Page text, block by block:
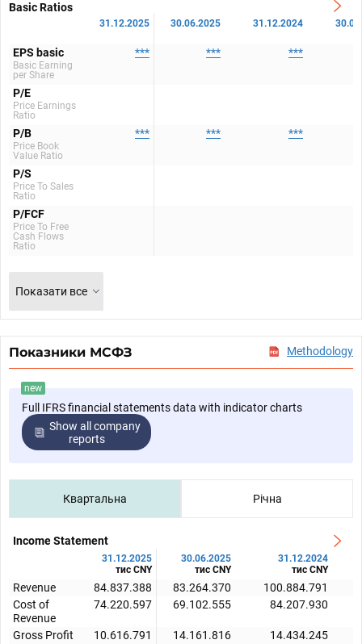
Basic Ratios
31.12.2025 30.06.2025 31.12.2024
EPS basic
Basic Earning
per Share
*** *** ***
P/E
Price Earnings
Ratio
P/B
Price Book
Value Ratio
*** *** ***
P/S
Price To Sales
Ratio
P/FCF
Price To Free
Cash Flows
Ratio
Показати все
Показники МСФЗ Methodology
new
Full IFRS financial statements data with indicator charts
Show all company
reports
Квартальна Річна
Income Statement
31.12.2025
тис CNY
30.06.2025
тис CNY
31.12.2024
тис CNY
Revenue 84.837.388 83.264.370 100.884.791
Cost of
Revenue
74.220.597 69.102.555 84.207.930
Gross Profit 10.616.791 14.161.816 14.434.245